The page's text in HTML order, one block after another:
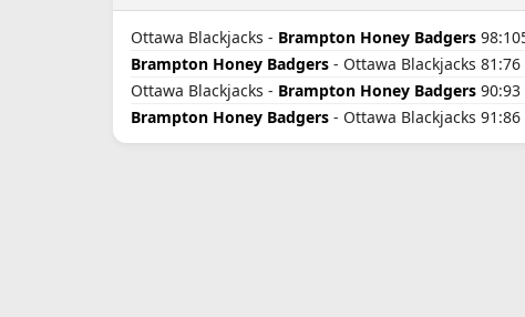
Ottawa Blackjacks - Brampton Honey Badgers
Brampton Honey Badgers - Ottawa Blackjacks
Ottawa Blackjacks - Brampton Honey Badgers
Brampton Honey Badgers - Ottawa Blackjacks